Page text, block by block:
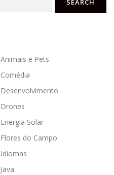
Animais e Pets
Comédia
Desenvolvimento
Drones
Energia Solar
Flores do Campo
Idiomas
Java